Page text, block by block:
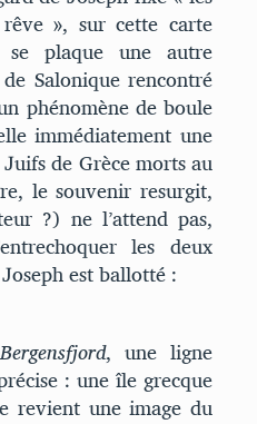
», sur cette carte
plaque une autre
Salonique rencontré
phénomène de boule
immédiatement une
de Grèce morts au
le souvenir resurgit,
?) ne l’attend pas,
les deux
est ballotté :
Bergensfjord, une ligne
: une île grecque
revient une image du